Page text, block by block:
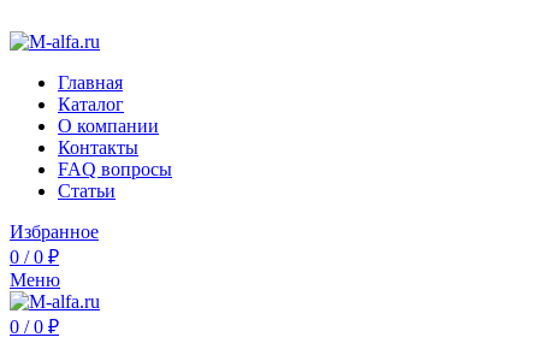
Главная
Каталог
О компании
Контакты
FAQ вопросы
Статьи
Избранное
0 / 0 ₽
Меню
0 / 0 ₽